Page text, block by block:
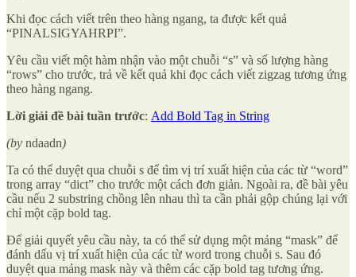
Khi đọc cách viết trên theo hàng ngang, ta được kết quả
“PINALSIGYAHRPI”.
Yêu cầu viết một hàm nhận vào một chuỗi “s” và số lượng hàng
“rows” cho trước, trả về kết quả khi đọc cách viết zigzag tương ứng
theo hàng ngang.
Lời giải đề bài tuần trước: Add Bold Tag in String
(by ndaadn)
Ta có thể duyệt qua chuỗi s để tìm vị trí xuất hiện của các từ “word”
trong array “dict” cho trước một cách đơn giản. Ngoài ra, đề bài yêu
cầu nếu 2 substring chồng lên nhau thì ta cần phải gộp chúng lại với
chỉ một cặp bold tag.
Để giải quyết yêu cầu này, ta có thể sử dụng một mảng “mask” để
đánh dấu vị trí xuất hiện của các từ word trong chuỗi s. Sau đó
duyệt qua mảng mask này và thêm các cặp bold tag tương ứng.